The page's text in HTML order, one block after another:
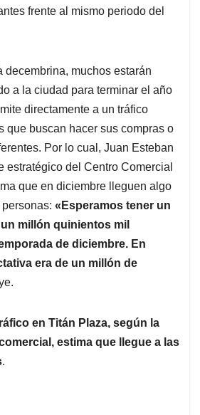
frente al mismo periodo del
decembrina, muchos estarán
a la ciudad para terminar el año
directamente a un tráfico
que buscan hacer sus compras o
Por lo cual, Juan Esteban
estratégico del Centro Comercial
que en diciembre lleguen algo
«Esperamos tener un
millón quinientos mil
de diciembre. En
era de un millón de
en Titán Plaza, según la
estima que llegue a las
.